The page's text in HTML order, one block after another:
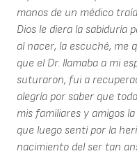
manos de un médico
Dios le diera la sabiduría
al nacer, la escuché, me
que el Dr. llamaba a mi
suturaron, fui a
alegría por saber que
mis familiares y amigos
que luego sentí por la
nacimiento del ser tan